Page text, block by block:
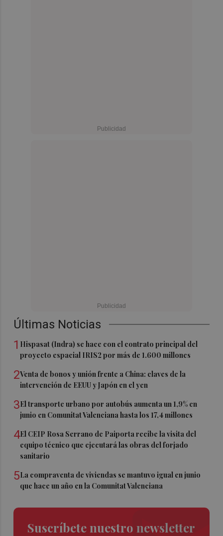
Últimas Noticias
1 Hispasat (Indra) se hace con el contrato principal del
proyecto espacial IRIS2 por más de 1.600 millones
2Venta de bonos y unión frente a China: claves de la
intervención de EEUU y Japón en el yen
3El transporte urbano por autobús aumenta un 1,9% en
junio en Comunitat Valenciana hasta los 17,4 millones
4El CEIP Rosa Serrano de Paiporta recibe la visita del
equipo técnico que ejecutará las obras del forjado
sanitario
5La compraventa de viviendas se mantuvo igual en junio
que hace un año en la Comunitat Valenciana
Suscríbete nuestro newsletter